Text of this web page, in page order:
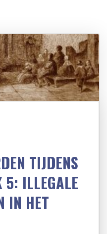
TIJDENS
5: ILLEGALE
IN HET